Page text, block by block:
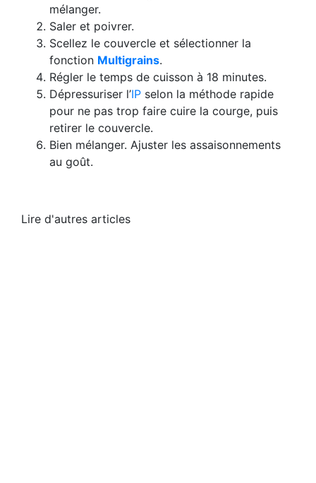
mélanger.
Saler et poivrer.
Scellez le couvercle et sélectionner la
fonction Multigrains.
Régler le temps de cuisson à 18 minutes.
Dépressuriser l’IP selon la méthode rapide
pour ne pas trop faire cuire la courge, puis
retirer le couvercle.
Bien mélanger. Ajuster les assaisonnements
au goût.
Lire d'autres articles